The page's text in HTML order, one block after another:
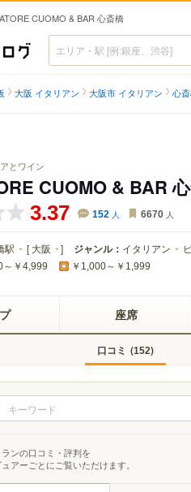
CUOMO & BAR 心斎橋
食べログ
大阪 イタリアン 大阪市 イタリアン 心
とワイン
CUOMO & BAR
3.37 152 人 6670 人
駅 [ 大阪 ] ジャンル： イタリアン
～￥4,999 ￥1,000～￥1,999
座席
口コミ (152)
ンの口コミ・評判を
アーごとにご覧いただけます。